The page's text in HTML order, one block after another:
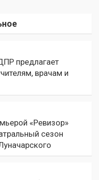
предлагает
врачам и
«Ревизор»
сезон